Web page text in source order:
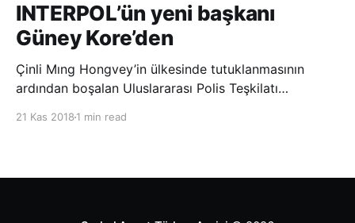
INTERPOL’ün yeni başkanı
Güney Kore’den
Çinli Mıng Hongvey’in ülkesinde tutuklanmasının
ardından boşalan Uluslararası Polis Teşkilatı
21 Kas 2018 1 min read